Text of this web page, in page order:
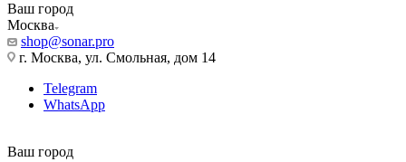
Ваш город
Москва
shop@sonar.pro
г. Москва, ул. Смольная, дом 14
Telegram
WhatsApp
Ваш город